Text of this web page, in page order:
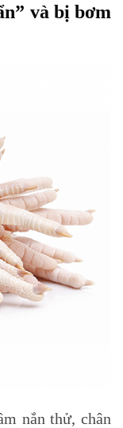
và bị bơm
nắn thử, chân